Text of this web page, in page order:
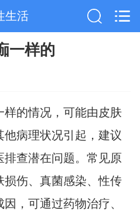
生活
一样的
的情况，可能由皮肤
病理状况引起，建议
查潜在问题。常见原
损伤、真菌感染、性传
，可通过药物治疗、